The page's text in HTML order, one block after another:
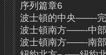
序列篇章6
波士頓的中央——-完
波士頓南方——-中
波士頓南方——-南